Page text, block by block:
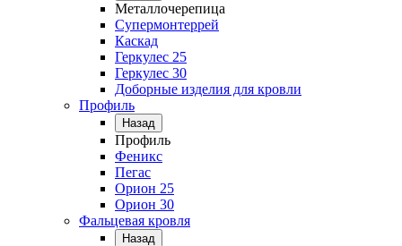
Металлочерепица
Супермонтеррей
Каскад
Геркулес 25
Геркулес 30
Доборные изделия для кровли
Профиль
Назад
Профиль
Феникс
Пегас
Орион 25
Орион 30
Фальцевая кровля
Назад